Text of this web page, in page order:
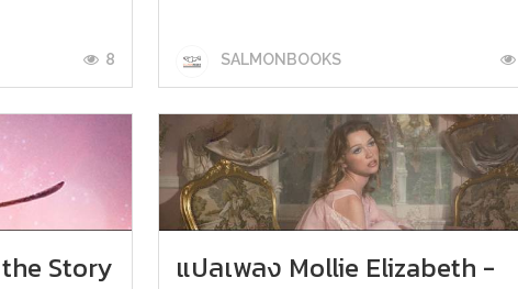
8 SALMONBOOKS
Story
แปลเพลง Mollie Elizabeth -